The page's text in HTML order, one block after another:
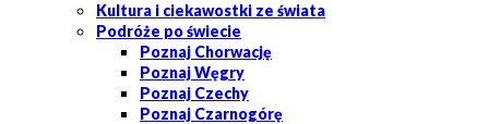
Kultura i ciekawostki ze świata
Podróże po świecie
Poznaj Chorwację
Poznaj Węgry
Poznaj Czechy
Poznaj Czarnogórę